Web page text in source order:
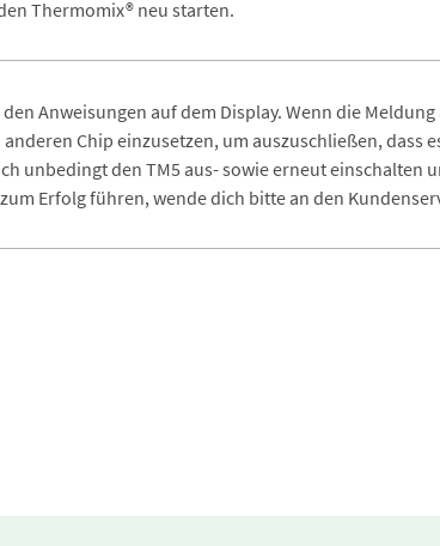
Thermomix® neu starten.
den Anweisungen auf dem Display. Wenn die
Chip einzusetzen, um auszuschließen, dass
unbedingt den TM5 aus- sowie erneut einschalten
Erfolg führen, wende dich bitte an den